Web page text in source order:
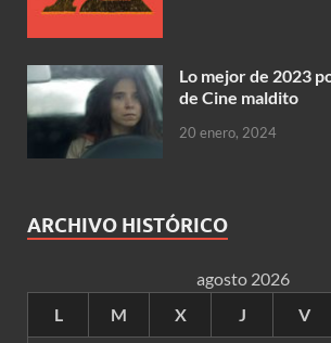
Lo mejor de 2023
de Cine maldito
20 enero, 2024
ARCHIVO HISTÓRICO
agosto 2026
L
M X J V